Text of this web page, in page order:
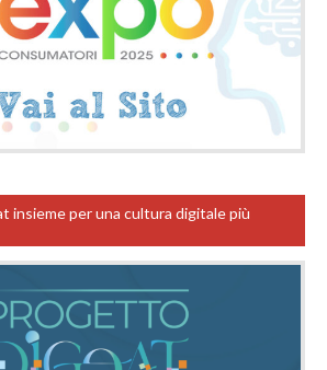
insieme per una cultura digitale più